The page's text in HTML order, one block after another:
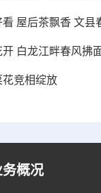
看 屋后茶飘香 文县
白龙江畔春风拂
花竞相绽放
务概况